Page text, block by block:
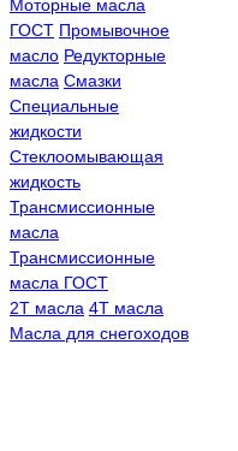
Моторные масла
ГОСТ Промывочное
масло Редукторные
масла Смазки
Специальные
жидкости
Стеклоомывающая
жидкость
Трансмиссионные
масла
Трансмиссионные
масла ГОСТ
2Т масла 4Т масла
Масла для снегоходов